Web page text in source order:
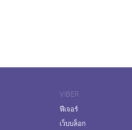
VIBER
ฟีเจอร์
เว็บบล็อก